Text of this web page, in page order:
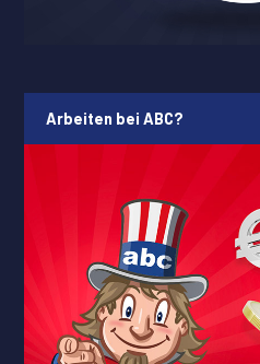
Arbeiten bei ABC?